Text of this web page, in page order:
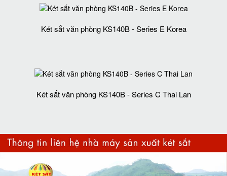
Két sắt văn phòng KS140B - Series E Korea
Két sắt văn phòng KS140B - Series C Thai Lan